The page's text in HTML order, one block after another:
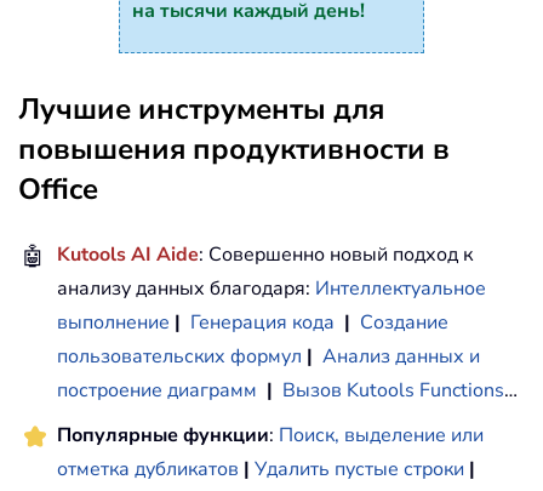
на тысячи каждый день!
Лучшие инструменты для
повышения продуктивности в
Office
🤖 Kutools AI Aide: Совершенно новый подход к
анализу данных благодаря: Интеллектуальное
выполнение | Генерация кода | Создание
пользовательских формул | Анализ данных и
построение диаграмм | Вызов Kutools Functions…
Популярные функции: Поиск, выделение или
отметка дубликатов | Удалить пустые строки |